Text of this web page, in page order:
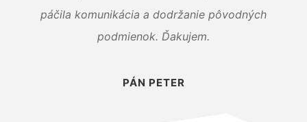
páčila komunikácia a dodržanie pôvodných
podmienok. Ďakujem.
PÁN PETER